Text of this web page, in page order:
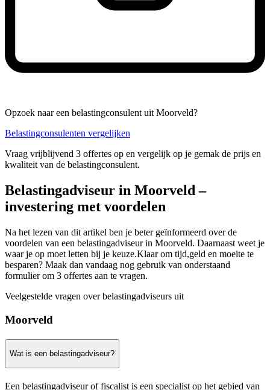
Opzoek naar een belastingconsulent uit Moorveld?
Belastingconsulenten vergelijken
Vraag vrijblijvend 3 offertes op en vergelijk op je gemak de prijs en
kwaliteit van de belastingconsulent.
Belastingadviseur in Moorveld –
investering met voordelen
Na het lezen van dit artikel ben je beter geïnformeerd over de
voordelen van een belastingadviseur in Moorveld. Daarnaast weet je
waar je op moet letten bij je keuze.Klaar om tijd,geld en moeite te
besparen? Maak dan vandaag nog gebruik van onderstaand
formulier om 3 offertes aan te vragen.
Veelgestelde vragen over belastingadviseurs uit
Moorveld
Wat is een belastingadviseur?
Een belastingadviseur of fiscalist is een specialist op het gebied van